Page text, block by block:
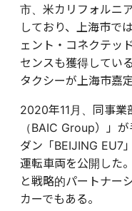
市、米カリフォルニ
しており、上海市で
ェント・コネクテッ
センスも獲得してい
タクシーが上海市嘉
2020年11月、同事業
（BAIC Group）」
ダン「BEIJING EU7
運転車両を公開した
と戦略的パートナー
カーでもある。